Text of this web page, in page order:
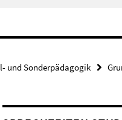
und Sonderpädagogik